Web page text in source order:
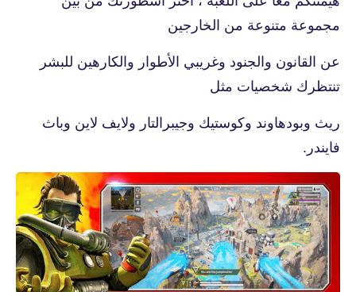
مجموعة متنوعة من الخارجين
عن القانون والجنود وغريبي الأطوار والكارهين للبشر
تنتظرك شخصيات مثل
ريث وبودهاوند وكوستيك وجيبرالتار ولايف لاين وباث
فايندر.